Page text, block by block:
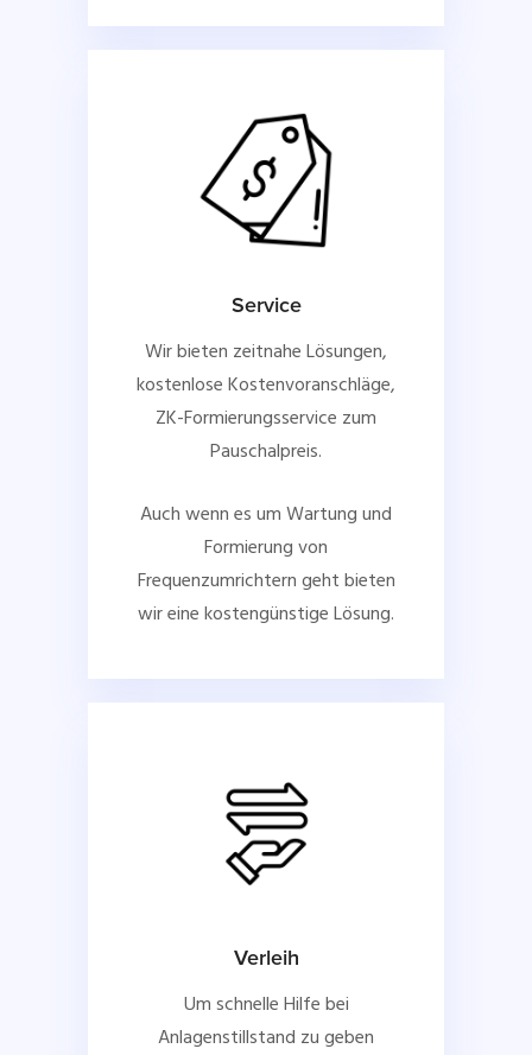
Service
Wir bieten zeitnahe Lösungen,
kostenlose Kostenvoranschläge,
ZK-Formierungsservice zum
Pauschalpreis.
Auch wenn es um Wartung und
Formierung von
Frequenzumrichtern geht bieten
wir eine kostengünstige Lösung.
Verleih
Um schnelle Hilfe bei
Anlagenstillstand zu geben